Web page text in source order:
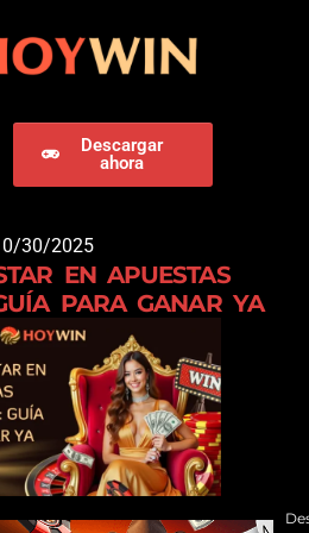
Descargar
ahora
30/2025
EN APUESTAS
PARA GANAR YA